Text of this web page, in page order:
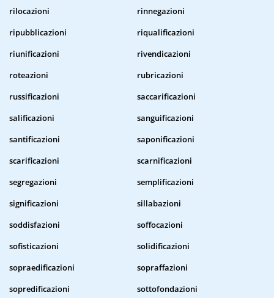
rilocazioni
rinnegazioni
ripubblicazioni
riqualificazioni
riunificazioni
rivendicazioni
roteazioni
rubricazioni
russificazioni
saccarificazioni
salificazioni
sanguificazioni
santificazioni
saponificazioni
scarificazioni
scarnificazioni
segregazioni
semplificazioni
significazioni
sillabazioni
soddisfazioni
soffocazioni
sofisticazioni
solidificazioni
sopraedificazioni
sopraffazioni
sopredificazioni
sottofondazioni